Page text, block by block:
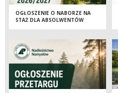
OGŁOSZENIE O NABORZE NA
STAŻ DLA ABSOLWENTÓW